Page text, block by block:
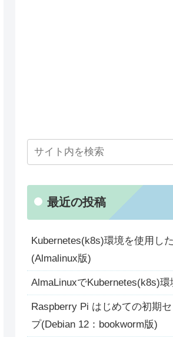
最近の投稿
Kubernetes(k8s)環境を使用し
(Almalinux版)
AlmaLinuxでKubernetes(k8s)環
Raspberry Pi はじめての初期
プ(Debian 12：bookworm版)